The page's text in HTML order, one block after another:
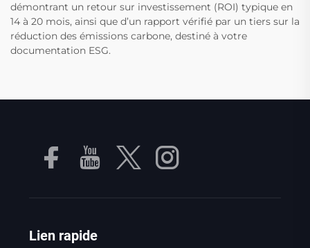
démontrant un retour sur investissement (ROI) typique en
14 à 20 mois, ainsi que d’un rapport vérifié par un tiers sur la
réduction des émissions carbone, destiné à votre
documentation ESG.
Lien rapide